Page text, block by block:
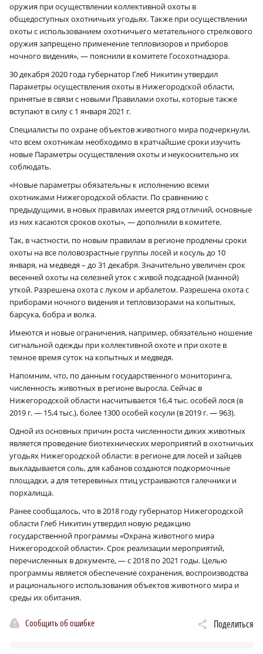
оружия при осуществлении коллективной охоты в
общедоступных охотничьих угодьях. Также при осуществлении
охоты с использованием охотничьего метательного стрелкового
оружия запрещено применение тепловизоров и приборов
ночного видения», — пояснили в комитете Госохотнадзора.
30 декабря 2020 года губернатор Глеб Никитин утвердил
Параметры осуществления охоты в Нижегородской области,
принятые в связи с новыми Правилами охоты, которые также
вступают в силу с 1 января 2021 г.
Специалисты по охране объектов животного мира подчеркнули,
что всем охотникам необходимо в кратчайшие сроки изучить
новые Параметры осуществления охоты и неукоснительно их
соблюдать.
«Новые параметры обязательны к исполнению всеми
охотниками Нижегородской области. По сравнению с
предыдущими, в новых правилах имеется ряд отличий, основные
из них касаются сроков охоты», — дополнили в комитете.
Так, в частности, по новым правилам в регионе продлены сроки
охоты на все половозрастные группы лосей и косуль до 10
января, на медведя – до 31 декабря. Значительно увеличен срок
весенней охоты на селезней уток с живой подсадной (манной)
уткой. Разрешена охота с луком и арбалетом. Разрешена охота с
приборами ночного видения и тепловизорами на копытных,
барсука, бобра и волка.
Имеются и новые ограничения, например, обязательно ношение
сигнальной одежды при коллективной охоте и при охоте в
темное время суток на копытных и медведя.
Напомним, что, по данным государственного мониторинга,
численность животных в регионе выросла. Сейчас в
Нижегородской области насчитывается 16,4 тыс. особей лося (в
2019 г. — 15,4 тыс.), более 1300 особей косули (в 2019 г. — 963).
Одной из основных причин роста численности диких животных
является проведение биотехнических мероприятий в охотничьих
угодьях Нижегородской области: в регионе для лосей и зайцев
выкладывается соль, для кабанов создаются подкормочные
площадки, а для тетеревиных птиц устраиваются галечники и
порхалища.
Ранее сообщалось, что в 2018 году губернатор Нижегородской
области Глеб Никитин утвердил новую редакцию
государственной программы «Охрана животного мира
Нижегородской области». Срок реализации мероприятий,
перечисленных в документе, — с 2018 по 2021 годы. Целью
программы является обеспечение сохранения, воспроизводства
и рационального использования объектов животного мира и
среды их обитания.
Сообщить об ошибке Поделиться